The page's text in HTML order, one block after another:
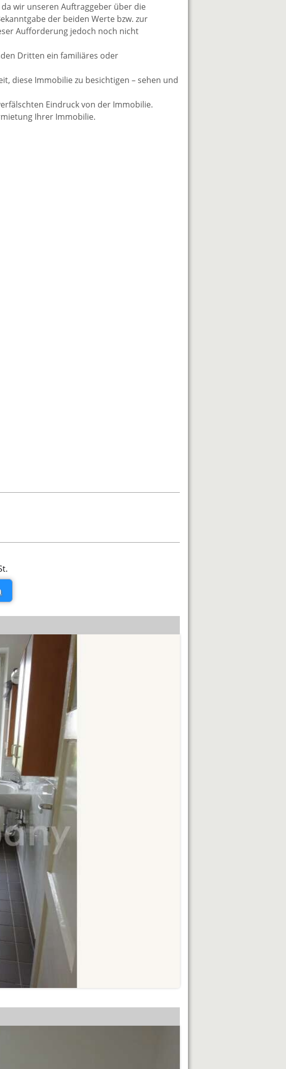
wir unseren Auftraggeber über die
der beiden Werte bzw. zur
Aufforderung jedoch noch nicht
Dritten ein familiäres oder
diese Immobilie zu besichtigen – sehen und
Eindruck von der Immobilie.
Ihrer Immobilie.